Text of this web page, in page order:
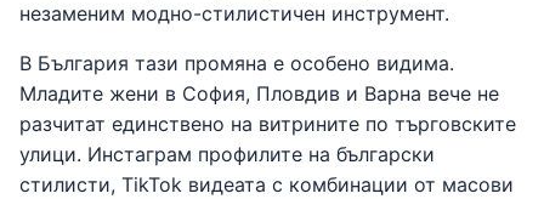
незаменим модно-стилистичен инструмент.
В България тази промяна е особено видима.
Младите жени в София, Пловдив и Варна вече не
разчитат единствено на витрините по търговските
улици. Инстаграм профилите на български
стилисти, TikTok видеата с комбинации от масови